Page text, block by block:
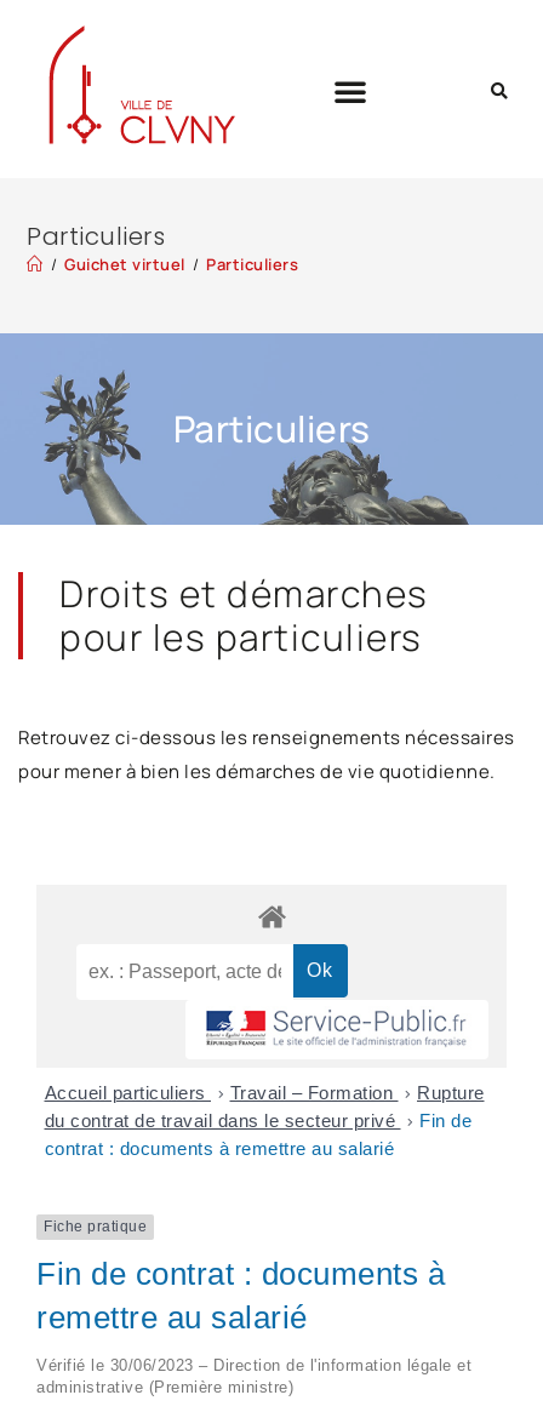
Particuliers
/ Guichet virtuel / Particuliers
Particuliers
Droits et démarches
pour les particuliers
Retrouvez ci-dessous les renseignements nécessaires
pour mener à bien les démarches de vie quotidienne.
Accueil particuliers > Travail – Formation > Rupture
du contrat de travail dans le secteur privé > Fin de
contrat : documents à remettre au salarié
Fiche pratique
Fin de contrat : documents à
remettre au salarié
Vérifié le 30/06/2023 – Direction de l'information légale et
administrative (Première ministre)